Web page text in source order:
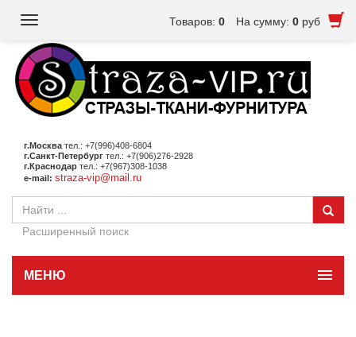
Товаров: 0 На сумму: 0 руб
Toggle
г.Москва тел.: +7(996)408-6804
г.Санкт-Петербург тел.: +7(906)276-2928
г.Краснодар тел.: +7(967)308-1038
e-mail: straza-vip@mail.ru
Расширенный поиск
МЕНЮ